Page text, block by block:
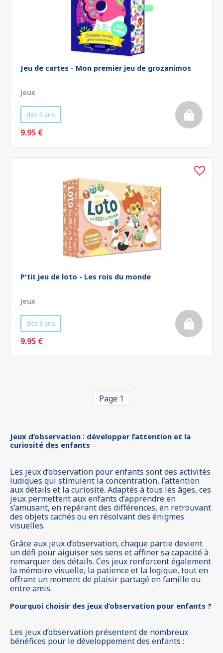
Jeu de cartes - Mon premier jeu de grozanimos
Jeux
dès 3 ans
9.95 €
P'tit jeu de loto - Les rois du monde
Jeux
dès 3 ans
9.95 €
Page 1
Jeux d’observation : développer l’attention et la
curiosité des enfants
Les jeux d’observation pour enfants sont des activités
ludiques qui stimulent la concentration, l’attention
aux détails et la curiosité. Adaptés à tous les âges, ces
jeux permettent aux enfants d’apprendre en
s’amusant, en repérant des différences, en retrouvant
des objets cachés ou en résolvant des énigmes
visuelles.
Grâce aux jeux d’observation, chaque partie devient
un défi pour aiguiser ses sens et affiner sa capacité à
remarquer des détails. Ces jeux renforcent également
la mémoire visuelle, la patience et la logique, tout en
offrant un moment de plaisir partagé en famille ou
entre amis.
Pourquoi choisir des jeux d’observation pour enfants ?
Les jeux d’observation présentent de nombreux
bénéfices pour le développement des enfants :